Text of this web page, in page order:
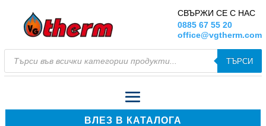
СВЪРЖИ СЕ С НАС
0885 67 55 20
office@vgtherm.com
Products
search
ТЪРСИ
ВЛЕЗ В КАТАЛОГА